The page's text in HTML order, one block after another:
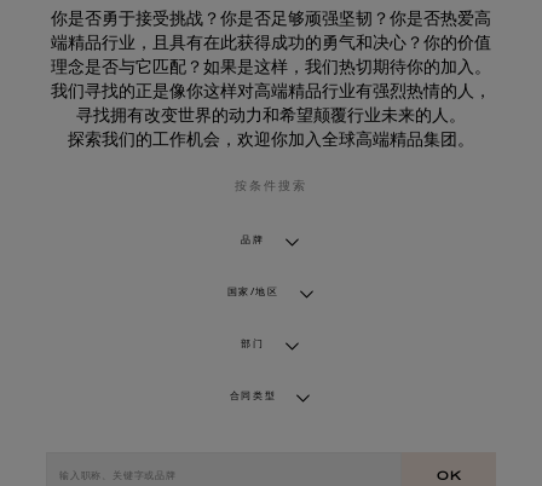
可持续发展
FINANCE
加入我们
你是否勇于接受挑战？你是否足够顽强坚韧？你是否热爱高
端精品行业，且具有在此获得成功的勇气和决心？你的价值
理念是否与它匹配？如果是这样，我们热切期待你的加入。
我们寻找的正是像你这样对高端精品行业有强烈热情的人，
寻找拥有改变世界的动力和希望颠覆行业未来的人。
探索我们的工作机会，欢迎你加入全球高端精品集团。
按条件搜索
品牌
国家/地区
部门
合同类型
OK